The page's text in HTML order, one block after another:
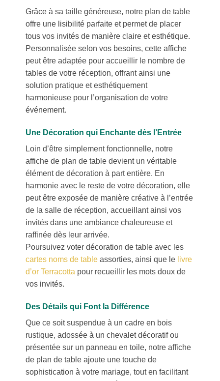
Grâce à sa taille généreuse, notre plan de table
offre une lisibilité parfaite et permet de placer
tous vos invités de manière claire et esthétique.
Personnalisée selon vos besoins, cette affiche
peut être adaptée pour accueillir le nombre de
tables de votre réception, offrant ainsi une
solution pratique et esthétiquement
harmonieuse pour l’organisation de votre
événement.
Une Décoration qui Enchante dès l’Entrée
Loin d’être simplement fonctionnelle, notre
affiche de plan de table devient un véritable
élément de décoration à part entière. En
harmonie avec le reste de votre décoration, elle
peut être exposée de manière créative à l’entrée
de la salle de réception, accueillant ainsi vos
invités dans une ambiance chaleureuse et
raffinée dès leur arrivée.
Poursuivez voter décoration de table avec les
cartes noms de table assorties, ainsi que le livre
d’or Terracotta pour recueillir les mots doux de
vos invités.
Des Détails qui Font la Différence
Que ce soit suspendue à un cadre en bois
rustique, adossée à un chevalet décoratif ou
présentée sur un panneau en toile, notre affiche
de plan de table ajoute une touche de
sophistication à votre mariage, tout en facilitant